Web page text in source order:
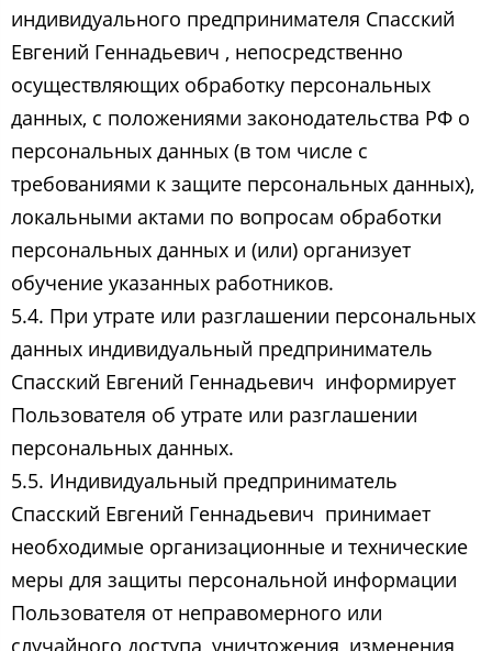
индивидуального предпринимателя Спасский
Евгений Геннадьевич ​, непосредственно
осуществляющих обработку персональных
данных, с положениями законодательства РФ о
персональных данных (в том числе с
требованиями к защите персональных данных),
локальными актами по вопросам обработки
персональных данных и (или) организует
обучение указанных работников.
5.4. При утрате или разглашении персональных
данных индивидуальный предприниматель
Спасский Евгений Геннадьевич ​ информирует
Пользователя об утрате или разглашении
персональных данных.
5.5. Индивидуальный предприниматель
Спасский Евгений Геннадьевич ​ принимает
необходимые организационные и технические
меры для защиты персональной информации
Пользователя от неправомерного или
случайного доступа, уничтожения, изменения,